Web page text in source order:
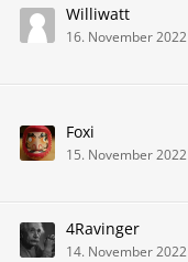
Williwatt
16. November 2022
Foxi
15. November 2022
4Ravinger
14. November 2022